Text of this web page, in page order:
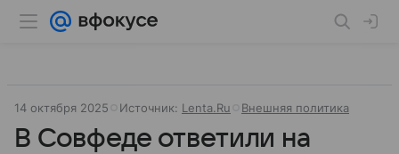
14 октября 2025 Источник: Lenta.Ru Внешняя политика
В Совфеде ответили на